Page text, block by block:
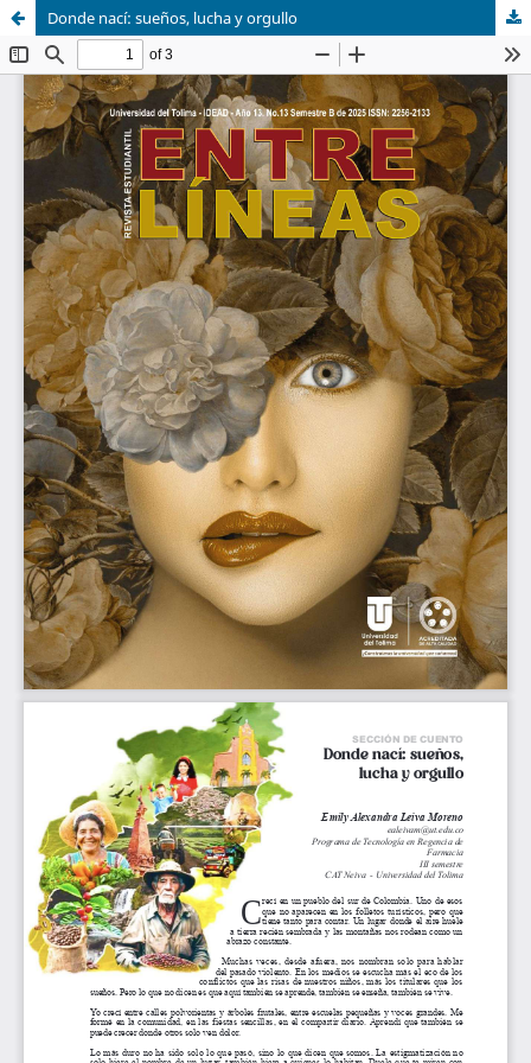
Donde nací: sueños, lucha y orgullo